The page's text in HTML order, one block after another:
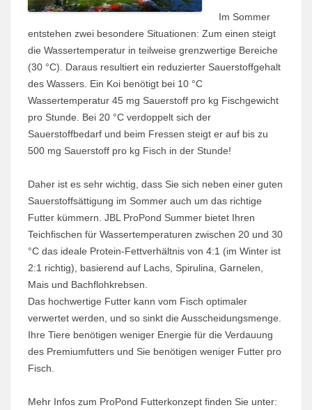
Im Sommer
entstehen zwei besondere Situationen: Zum einen steigt
die Wassertemperatur in teilweise grenzwertige Bereiche
(30 °C). Daraus resultiert ein reduzierter Sauerstoffgehalt
des Wassers. Ein Koi benötigt bei 10 °C
Wassertemperatur 45 mg Sauerstoff pro kg Fischgewicht
pro Stunde. Bei 20 °C verdoppelt sich der
Sauerstoffbedarf und beim Fressen steigt er auf bis zu
500 mg Sauerstoff pro kg Fisch in der Stunde!
Daher ist es sehr wichtig, dass Sie sich neben einer guten
Sauerstoffsättigung im Sommer auch um das richtige
Futter kümmern. JBL ProPond Summer bietet Ihren
Teichfischen für Wassertemperaturen zwischen 20 und 30
°C das ideale Protein-Fettverhältnis von 4:1 (im Winter ist
2:1 richtig), basierend auf Lachs, Spirulina, Garnelen,
Mais und Bachflohkrebsen.
Das hochwertige Futter kann vom Fisch optimaler
verwertet werden, und so sinkt die Ausscheidungsmenge.
Ihre Tiere benötigen weniger Energie für die Verdauung
des Premiumfutters und Sie benötigen weniger Futter pro
Fisch.
Mehr Infos zum ProPond Futterkonzept finden Sie unter: